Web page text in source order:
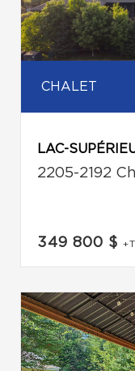
CHALET
LAC-
2205-2192
349 800 $